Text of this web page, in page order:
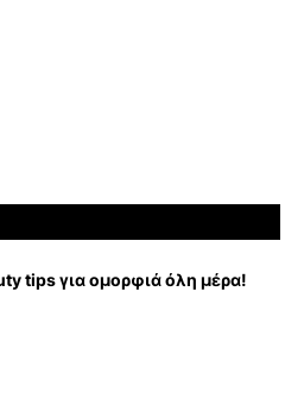
tips για ομορφιά όλη μέρα!